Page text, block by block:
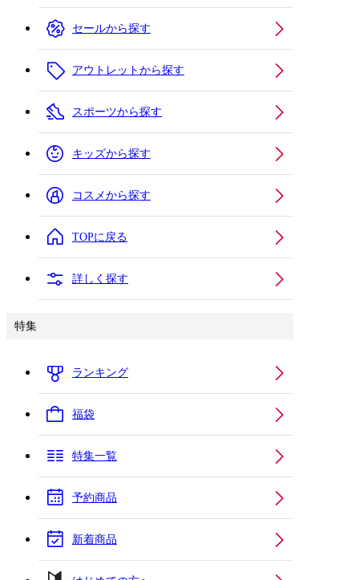
セールから探す
アウトレットから探す
スポーツから探す
キッズから探す
コスメから探す
TOPに戻る
詳しく探す
特集
ランキング
福袋
特集一覧
予約商品
新着商品